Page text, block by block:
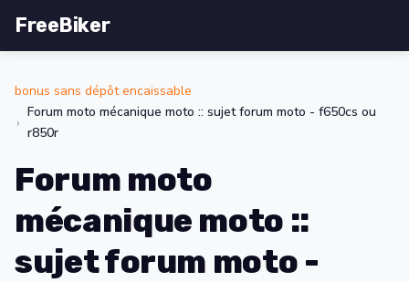
FreeBiker
bonus sans dépôt encaissable
Forum moto mécanique moto :: sujet forum moto - f650cs ou
r850r
Forum moto
mécanique moto ::
sujet forum moto -